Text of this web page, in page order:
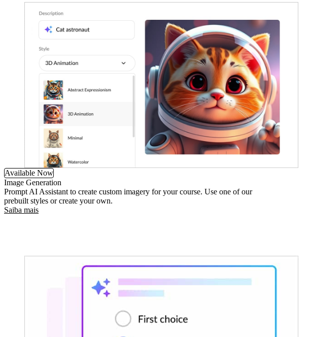
Available Now
Image Generation
Prompt AI Assistant to create custom imagery for your course. Use one of our
prebuilt styles or create your own.
Saiba mais